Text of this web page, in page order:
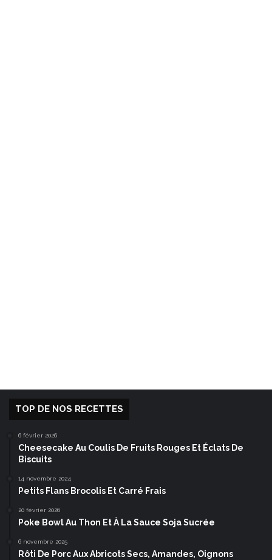
TOP DE NOS RECETTES
6 février 2026
Cheesecake Au Coulis De Fruits Rouges Et Éclats De
Biscuits
14 novembre 2024
Petits Flans Brocolis Et Carré Frais
20 février 2026
Poke Bowl Au Thon Et À La Sauce Soja Sucrée
6 novembre 2025
Rôti De Porc Aux Abricots Secs, Amandes, Oignons